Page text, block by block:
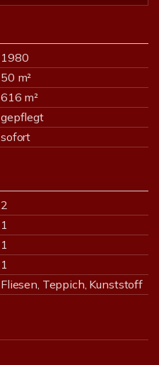
1980
50 m²
616 m²
gepflegt
sofort
2
1
1
1
Fliesen, Teppich, Kunststoff